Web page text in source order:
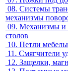
08. Системы
механизмы
09. Механизмы и
столов
10. Петли
11. Смягчители
12. Защелки,